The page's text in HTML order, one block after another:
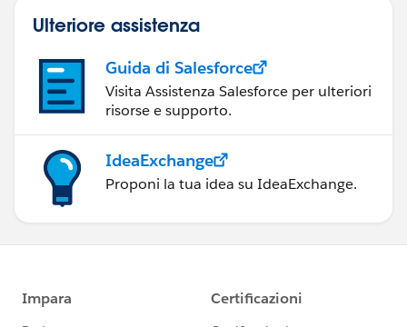
Ulteriore assistenza
Guida di Salesforce
Visita Assistenza Salesforce per ulteriori
risorse e supporto.
IdeaExchange
Proponi la tua idea su IdeaExchange.